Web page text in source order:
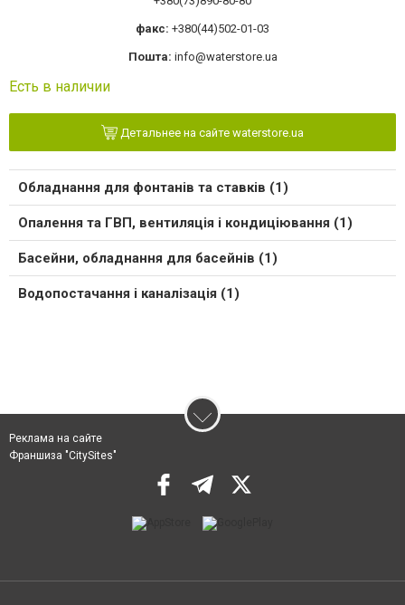
факс: +380(44)502-01-03
Пошта: info@waterstore.ua
Есть в наличии
Детальнее на сайте waterstore.ua
Обладнання для фонтанів та ставків (1)
Опалення та ГВП, вентиляція і кондиціювання (1)
Басейни, обладнання для басейнів (1)
Водопостачання і каналізація (1)
Реклама на сайте
Франшиза "CitySites"